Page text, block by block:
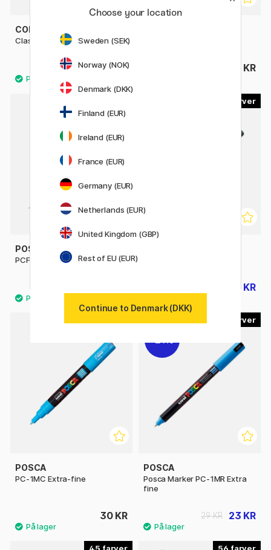
COPIC
Classic stykvis
69 KR 69 KR
POSCA
PCF-350
69 KR
POSCA
PC-1MC Extra-fine
30 KR
21%
POSCA
Posca Marker PC-1MR Extra
fine
23 KR
29 KR
Choose your location
Sweden (SEK)
Norway (NOK)
Denmark (DKK)
Finland (EUR)
Ireland (EUR)
France (EUR)
Germany (EUR)
Netherlands (EUR)
United Kingdom (GBP)
Rest of EU (EUR)
Continue to Denmark (DKK)